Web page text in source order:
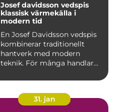
Josef davidsson vedspis
klassisk värmekälla i
modern tid
En Josef Davidsson vedspis
kombinerar traditionellt
hantverk med modern
teknik. För många handlar
31. jan